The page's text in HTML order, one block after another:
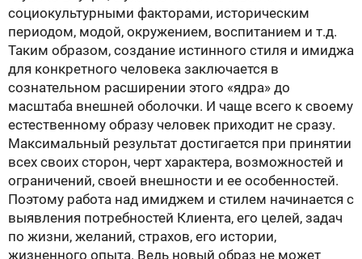
социокультурными факторами, историческим
периодом, модой, окружением, воспитанием и т.д.
Таким образом, создание истинного стиля и имиджа
для конкретного человека заключается в
сознательном расширении этого «ядра» до
масштаба внешней оболочки. И чаще всего к своему
естественному образу человек приходит не сразу.
Максимальный результат достигается при принятии
всех своих сторон, черт характера, возможностей и
ограничений, своей внешности и ее особенностей.
Поэтому работа над имиджем и стилем начинается с
выявления потребностей Клиента, его целей, задач
по жизни, желаний, страхов, его истории,
жизненного опыта. Ведь новый образ не может